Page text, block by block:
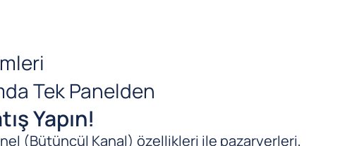
Tek Panelden
Yapın!
(Bütüncül Kanal) özellikleri ile pazaryerleri,